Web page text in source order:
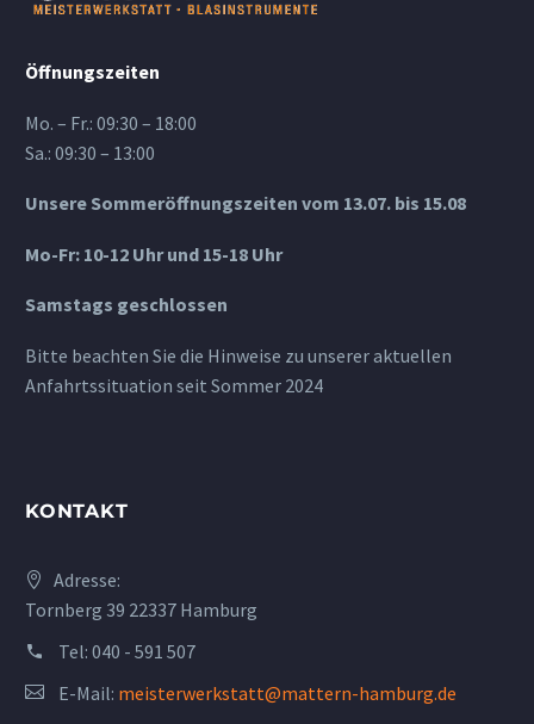
Öffnungszeiten
Mo. – Fr.: 09:30 – 18:00
Sa.: 09:30 – 13:00
Unsere Sommeröffnungszeiten vom 13.07. bis 15.08
Mo-Fr: 10-12 Uhr und 15-18 Uhr
Samstags geschlossen
Bitte beachten Sie die Hinweise zu unserer aktuellen
Anfahrtssituation seit Sommer 2024
KONTAKT
Adresse:
Tornberg 39 22337 Hamburg
Tel: 040 - 591 507
E-Mail: meisterwerkstatt@mattern-hamburg.de